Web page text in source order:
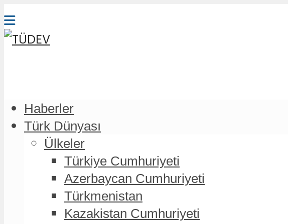
Haberler
Türk Dünyası
Ülkeler
Türkiye Cumhuriyeti
Azerbaycan Cumhuriyeti
Türkmenistan
Kazakistan Cumhuriyeti